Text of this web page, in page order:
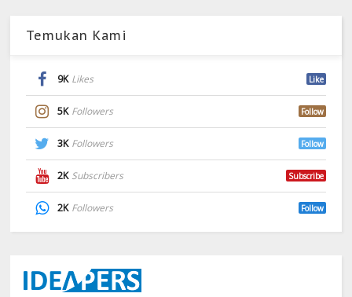
Temukan Kami
9K Likes Like
5K Followers Follow
3K Followers Follow
2K Subscribers Subscribe
2K Followers Follow